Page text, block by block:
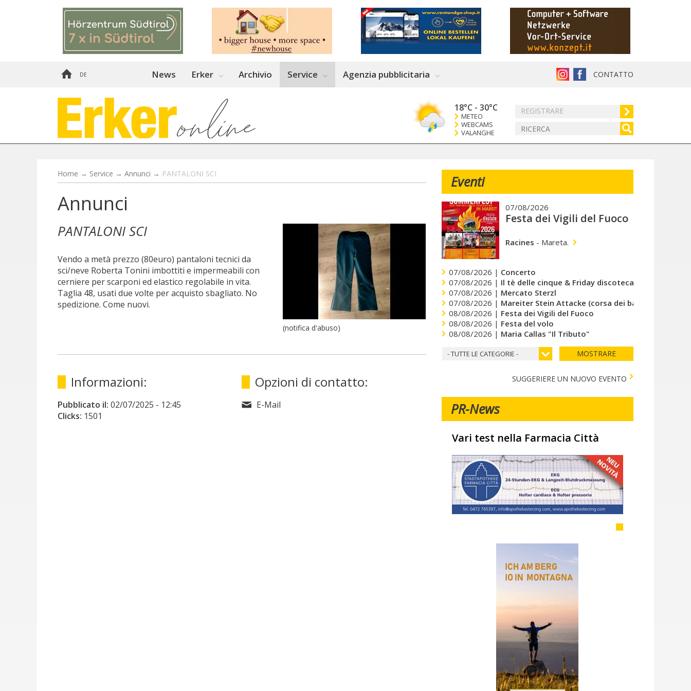
DE CONTATTO
News Erker Archivio Service Agenzia pubblicitaria
REGISTRARE
18°C - 30°C
METEO
WEBCAMS
VALANGHE
Home → Service → Annunci → PANTALONI SCI
Annunci
PANTALONI SCI
Vendo a metà prezzo (80euro) pantaloni tecnici da
sci/neve Roberta Tonini imbottiti e impermeabili con
cerniere per scarponi ed elastico regolabile in vita.
Taglia 48, usati due volte per acquisto sbagliato. No
spedizione. Come nuovi.
(notifica d'abuso)
Informazioni:
Pubblicato il: 02/07/2025 - 12:45
Clicks: 1501
Opzioni di contatto:
E-Mail
Eventi
07/08/2026
Festa dei Vigili del Fuoco
Racines - Mareta.
07/08/2026 | Concerto
07/08/2026 | Il tè delle cinque & Friday discoteca del cuore
07/08/2026 | Mercato Sterzl
07/08/2026 | Mareiter Stein Attacke (corsa dei bambini)
08/08/2026 | Festa dei Vigili del Fuoco
08/08/2026 | Festa del volo
08/08/2026 | Maria Callas "Il Tributo"
- TUTTE LE CATEGORIE - MOSTRARE
SUGGERIERE UN NUOVO EVENTO
PR-News
Vari test nella Farmacia Città